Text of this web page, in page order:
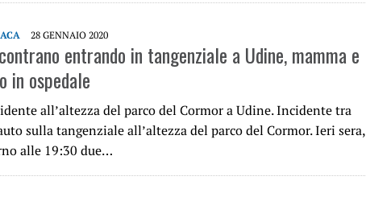
28 GENNAIO 2020
entrando in tangenziale a Udine, mamma e
in ospedale
all’altezza del parco del Cormor a Udine. Incidente tra
sulla tangenziale all’altezza del parco del Cormor. Ieri sera,
alle 19:30 due…